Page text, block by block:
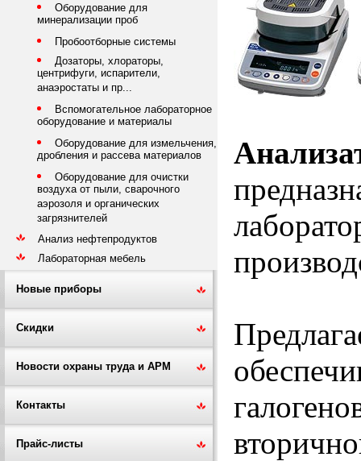
Оборудование для
минерализации проб
Пробоотборные системы
Дозаторы, хлораторы,
центрифуги, испарители,
анаэростаты и пр...
Вспомогательное лабораторное
оборудование и материалы
Оборудование для измельчения,
дробления и рассева материалов
Оборудование для очистки
воздуха от пыли, сварочного
аэрозоля и органических
загрязнителей
Анализ нефтепродуктов
Лабораторная мебель
Новые приборы
Скидки
Новости охраны труда и АРМ
Контакты
Прайс-листы